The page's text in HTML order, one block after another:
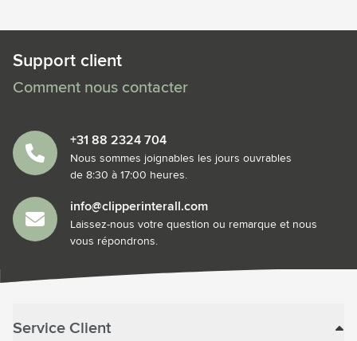
Support client
Comment nous contacter
+31 88 2324 704
Nous sommes joignables les jours ouvrables
de 8:30 à 17:00 heures.
info@clipperinterall.com
Laissez-nous votre question ou remarque et nous
vous répondrons.
Service Client